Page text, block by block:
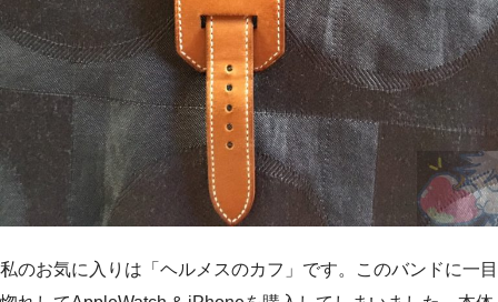
私のお気に入りは「ヘルメスのカフ」です。このバンドに一目